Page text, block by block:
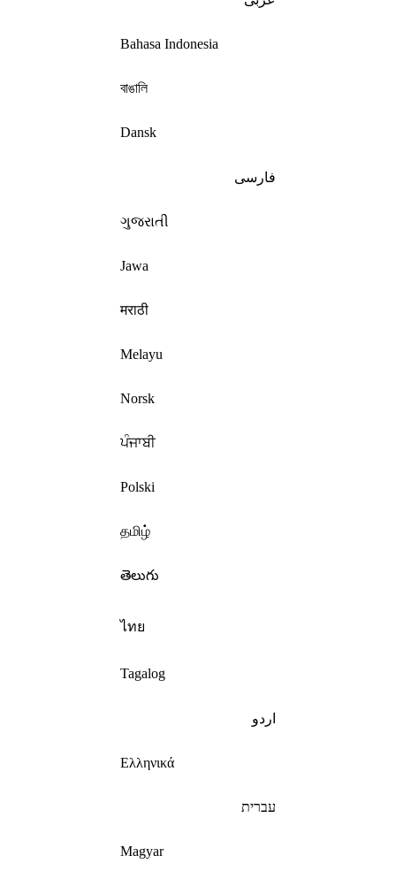
Bahasa Indonesia
বাঙালি
Dansk
فارسی
ગુજરાતી
Jawa
मराठी
Melayu
Norsk
ਪੰਜਾਬੀ
Polski
தமிழ்
తెలుగు
ไทย
Tagalog
اردو
Ελληνικά
עברית
Magyar